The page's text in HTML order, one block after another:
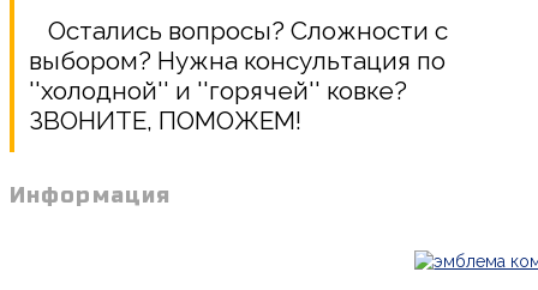
Остались вопросы? Сложности с
выбором? Нужна консультация по
''холодной'' и ''горячей'' ковке?
ЗВОНИТЕ, ПОМОЖЕМ!
Информация